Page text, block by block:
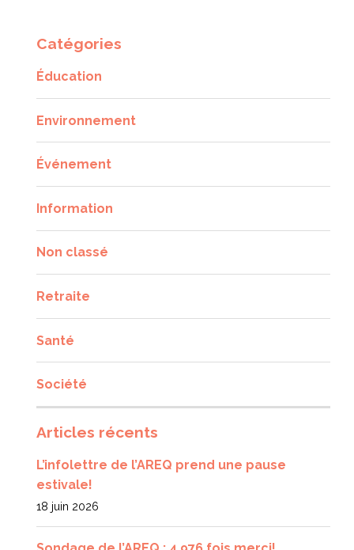
Catégories
Éducation
Environnement
Événement
Information
Non classé
Retraite
Santé
Société
Articles récents
L’infolettre de l’AREQ prend une pause
estivale!
18 juin 2026